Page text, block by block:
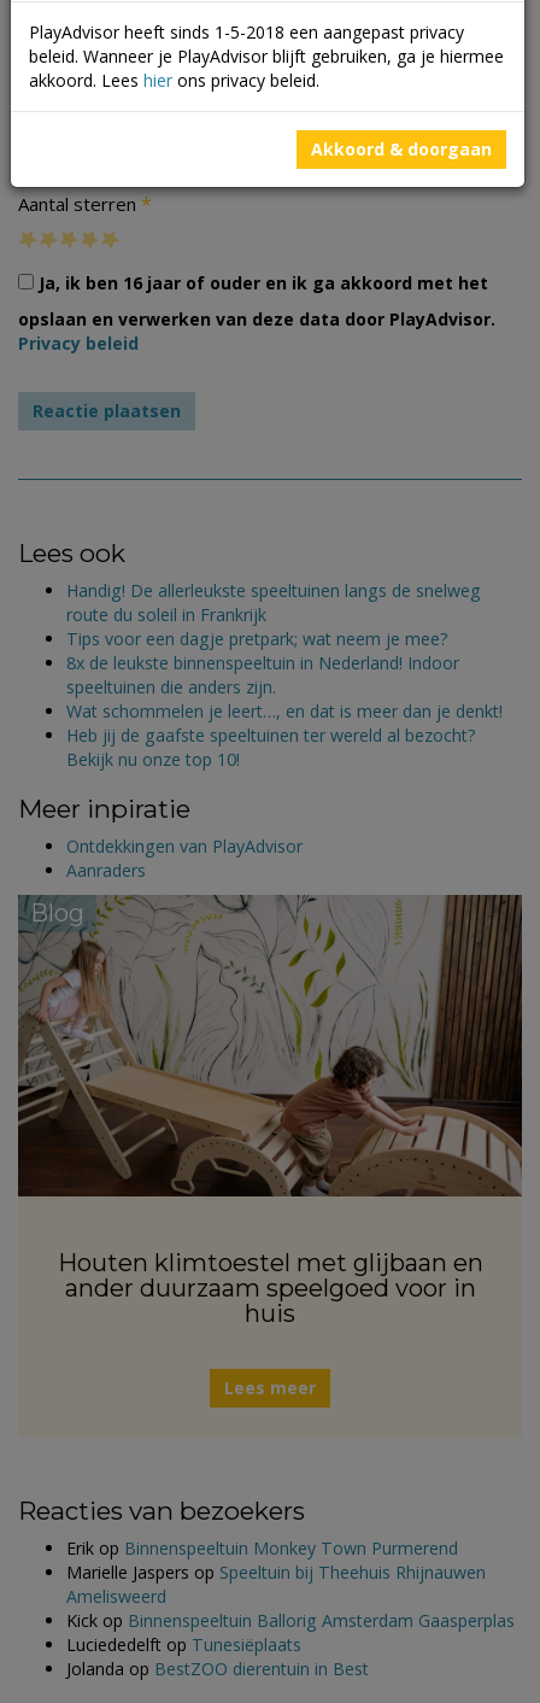
Aantal sterren *
Ja, ik ben 16 jaar of ouder en ik ga akkoord met het
opslaan en verwerken van deze data door PlayAdvisor.
Privacy beleid
Lees ook
Handig! De allerleukste speeltuinen langs de snelweg
route du soleil in Frankrijk
Tips voor een dagje pretpark; wat neem je mee?
8x de leukste binnenspeeltuin in Nederland! Indoor
speeltuinen die anders zijn.
Wat schommelen je leert…, en dat is meer dan je denkt!
Heb jij de gaafste speeltuinen ter wereld al bezocht?
Bekijk nu onze top 10!
Meer inpiratie
Ontdekkingen van PlayAdvisor
Aanraders
Blog
Houten klimtoestel met glijbaan en
ander duurzaam speelgoed voor in
huis
Lees meer
Reacties van bezoekers
Erik op Binnenspeeltuin Monkey Town Purmerend
Marielle Jaspers op Speeltuin bij Theehuis Rhijnauwen
Amelisweerd
Kick op Binnenspeeltuin Ballorig Amsterdam Gaasperplas
Luciededelft op Tunesiëplaats
Jolanda op BestZOO dierentuin in Best
PlayAdvisor heeft sinds 1-5-2018 een aangepast privacy
beleid. Wanneer je PlayAdvisor blijft gebruiken, ga je hiermee
akkoord. Lees hier ons privacy beleid.
Akkoord & doorgaan